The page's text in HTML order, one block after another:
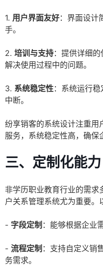
1. 用户界面友好：界面设计
手。
2. 培训与支持：提供详细
解决使用过程中的问题。
3. 系统稳定性：系统运行
中断。
纷享销客的系统设计注重用
服务，系统稳定性高，确保
三、定制化能力
非学历职业教育行业的需
户关系管理系统尤为重要。
- 字段定制 ：能够根据企业
- 流程定制 ：支持自定义销
务需求。